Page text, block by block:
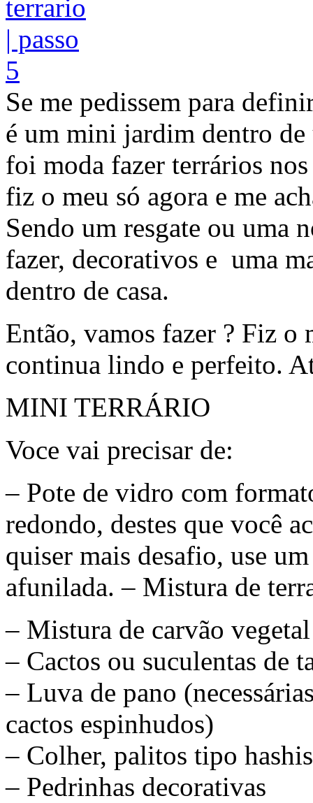
Se me pedissem para
é um mini jardim dentro
foi moda fazer terrários
fiz o meu só agora e me
Sendo um resgate ou uma
fazer, decorativos e uma
dentro de casa.
Então, vamos fazer ? Fiz o
continua lindo e perfeito.
MINI TERRÁRIO
Voce vai precisar de:
– Pote de vidro com
redondo, destes que você
quiser mais desafio, use
afunilada. – Mistura de
– Mistura de carvão vegetal
– Cactos ou suculentas de
– Luva de pano
cactos espinhudos)
– Colher, palitos tipo
– Pedrinhas decorativas